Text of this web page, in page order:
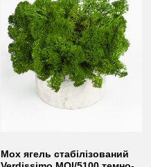
Мох ягель стабілізований